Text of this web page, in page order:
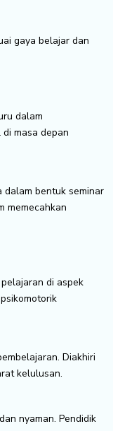
gaya belajar dan
dalam
masa depan
dalam bentuk seminar
memecahkan
di aspek
Diakhiri
kelulusan.
nyaman. Pendidik